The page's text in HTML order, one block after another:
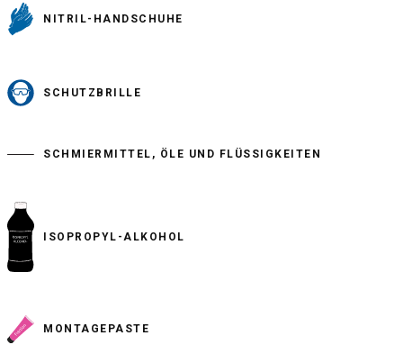
NITRIL-HANDSCHUHE
SCHUTZBRILLE
SCHMIERMITTEL, ÖLE UND FLÜSSIGKEITEN
ISOPROPYL-ALKOHOL
MONTAGEPASTE